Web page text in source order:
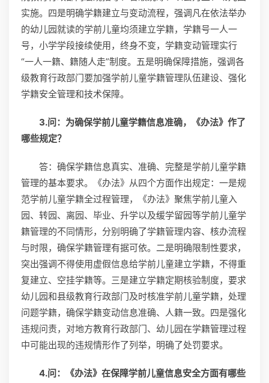
实施。四是明确学籍建立与变动流程，强调凡在依法举办
的幼儿园就读的学前儿童均须建立学籍，学籍号一人一
号，小学学段接续使用，终身不变，学籍变动管理实行
“一人一籍、籍随人走”制度。五是明确保障措施，强调各
级教育行政部门要加强学前儿童学籍管理队伍建设、强化
学籍安全管理和技术保障。
3.问：为确保学前儿童学籍信息准确，《办法》作了
哪些规定？
答：确保学籍信息真实、准确、完整是学前儿童学籍
管理的基本要求。《办法》从四个方面作出规定：一是规
范学前儿童学籍全过程管理，《办法》聚焦学前儿童入
园、转园、离园、毕业、升学以及缓学留园等学前儿童学
籍管理的不同情形，分别明确了学籍管理内容、核办流程
与时限，确保学籍管理有据可依。二是明确限制性要求，
突出强调不得使用虚假信息给学前儿童建立学籍，不得重
复建立、空挂学籍等。三是建立学籍定期核验制度，要求
幼儿园和县级教育行政部门及时核准学前儿童学籍，处理
问题学籍，确保学籍变动信息准确、人籍一致。四是强化
违规问责，对地方教育行政部门、幼儿园在学籍管理过程
中可能出现的违规情形作了列举，明确了处罚要求。
4.问：《办法》在保障学前儿童信息安全方面有哪些